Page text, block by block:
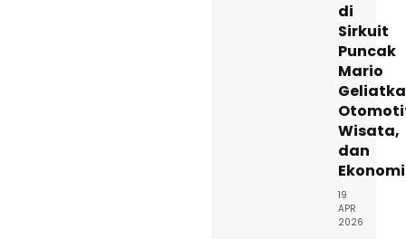
di
Sirkuit
Puncak
Mario
Wisata,
dan
Ekonomi
19
APR
2026